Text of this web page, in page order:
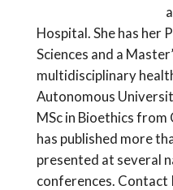
Hospital. She has her
Sciences and a
multidisciplinary
Autonomous
MSc in Bioethics from
has published more
presented at several
conferences. Contact